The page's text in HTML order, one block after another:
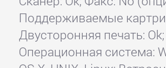
Поддерживаемые
Двусторонняя печать: Ok;
Операционная система: